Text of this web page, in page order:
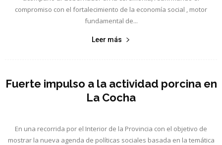
compromiso con el fortalecimiento de la economía social , motor
fundamental de...
Leer más
Fuerte impulso a la actividad porcina en
La Cocha
En una recorrida por el Interior de la Provincia con el objetivo de
mostrar la nueva agenda de políticas sociales basada en la temática